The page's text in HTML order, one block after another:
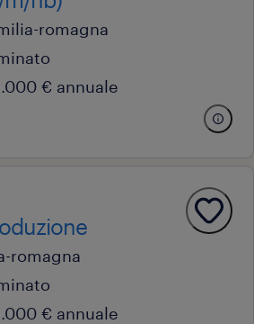
romagna
€ annuale
romagna
€ annuale